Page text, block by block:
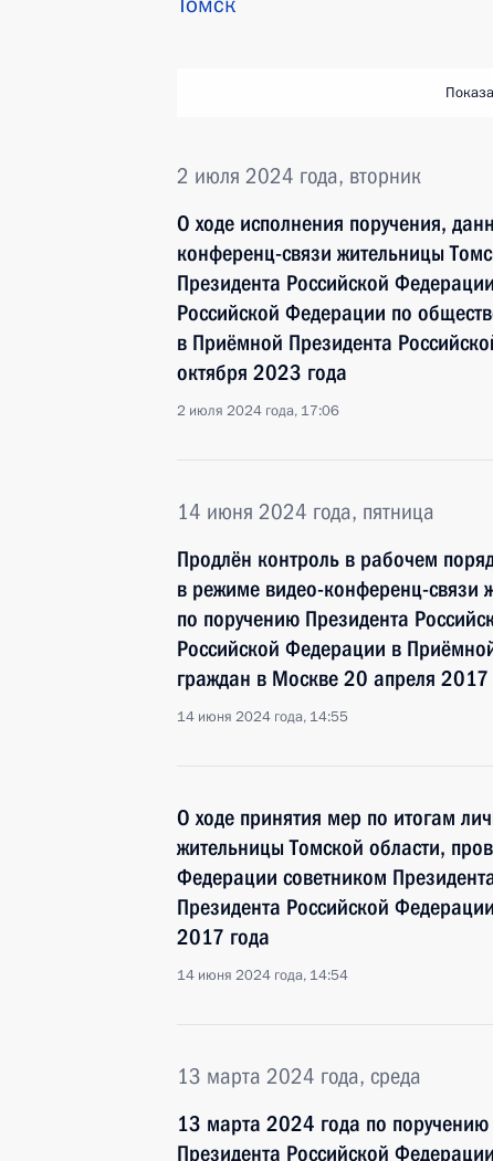
2 июля 2024 года, вторник
О ходе исполнения поручения,
конференц-связи жительницы
Президента Российской
Российской Федерации по
в Приёмной Президента
октября 2023 года
2 июля 2024 года, 17:06
14 июня 2024 года, пятница
Продлён контроль в рабочем
в режиме видео-конференц-связи
по поручению Президента
Российской Федерации в
граждан в Москве 20 апреля 2017
14 июня 2024 года, 14:55
О ходе принятия мер по итогам
жительницы Томской области,
Федерации советником
Президента Российской
2017 года
14 июня 2024 года, 14:54
13 марта 2024 года, среда
13 марта 2024 года по
Президента Российской